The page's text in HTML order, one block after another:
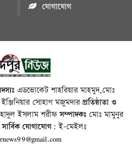
যোগাযোগ
এডভোকেট শাহরিয়ার মাহমুদ,মোঃ
সোহাগ মজুমদারপ্রতিষ্ঠাতা ও
ইসলাম শরীফসম্পাদকঃ মোঃ মামুনুর
যোগাযোগ: ই-মেইলঃ